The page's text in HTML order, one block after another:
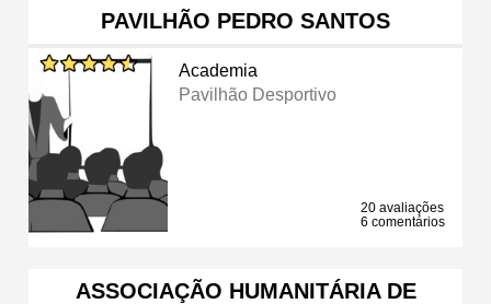
PAVILHÃO PEDRO SANTOS
Academia
Pavilhão Desportivo
20 avaliações
6 comentários
ASSOCIAÇÃO HUMANITÁRIA DE